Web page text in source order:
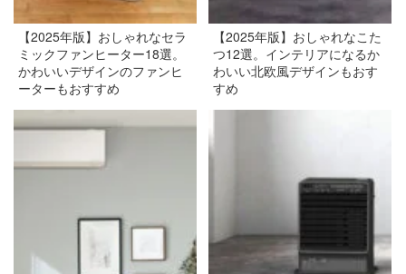
【2025年版】おしゃれなセラ
ミックファンヒーター18選。
かわいいデザインのファンヒ
ーターもおすすめ
【2025年版】おしゃれなこた
つ12選。インテリアになるか
わいい北欧風デザインもおす
すめ